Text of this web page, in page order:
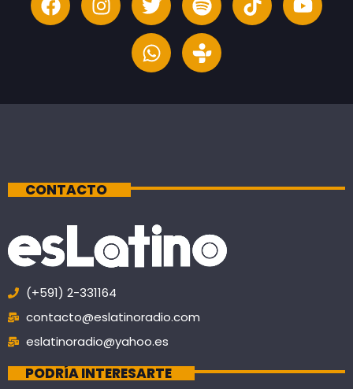
CONTACTO
(+591) 2-331164
contacto@eslatinoradio.com
eslatinoradio@yahoo.es
PODRÍA INTERESARTE